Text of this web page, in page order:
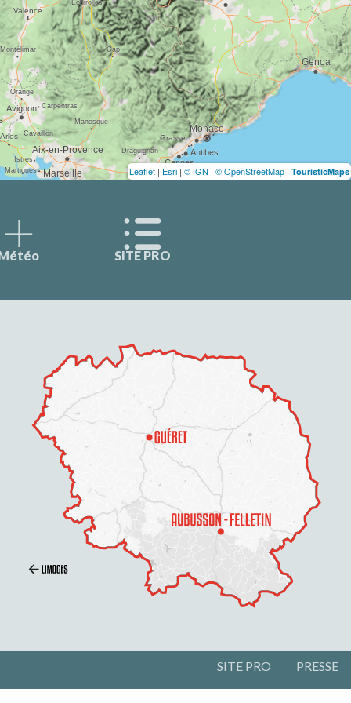
Leaflet | Esri | © IGN | © OpenStreetMap | TouristicMaps
SITE PRO
SITE PRO PRESSE